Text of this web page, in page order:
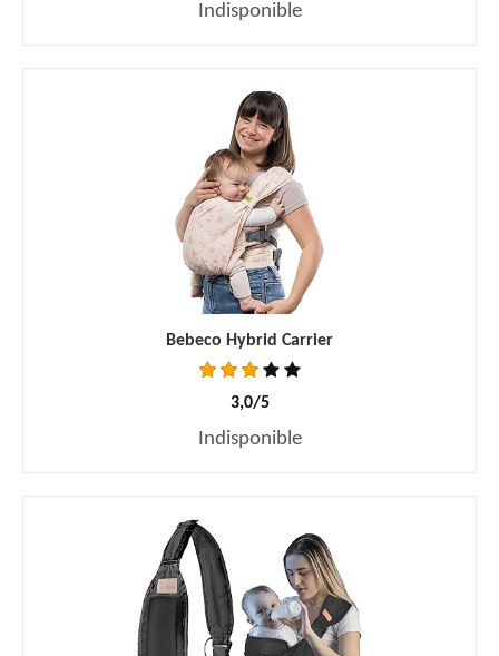
Indisponible
Bebeco Hybrid Carrier
3,0/5
Indisponible